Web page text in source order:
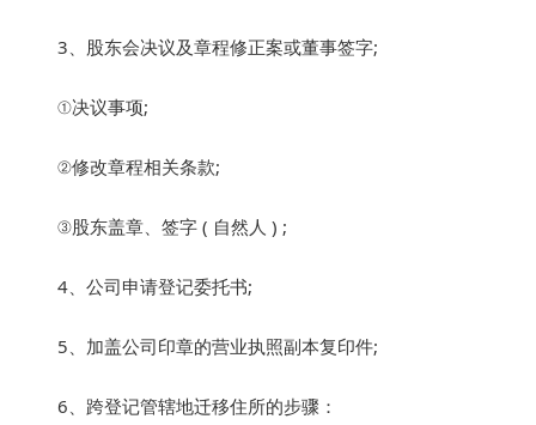
3、股东会决议及章程修正案或董事签字;
①决议事项;
②修改章程相关条款;
③股东盖章、签字 ( 自然人 ) ;
4、公司申请登记委托书;
5、加盖公司印章的营业执照副本复印件;
6、跨登记管辖地迁移住所的步骤：